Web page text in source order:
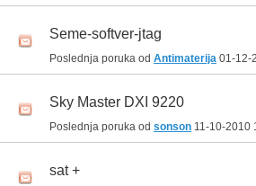
Seme-softver-jtag
Poslednja poruka od Antimaterija 01-12-
Sky Master DXI 9220
Poslednja poruka od sonson 11-10-2010
sat +